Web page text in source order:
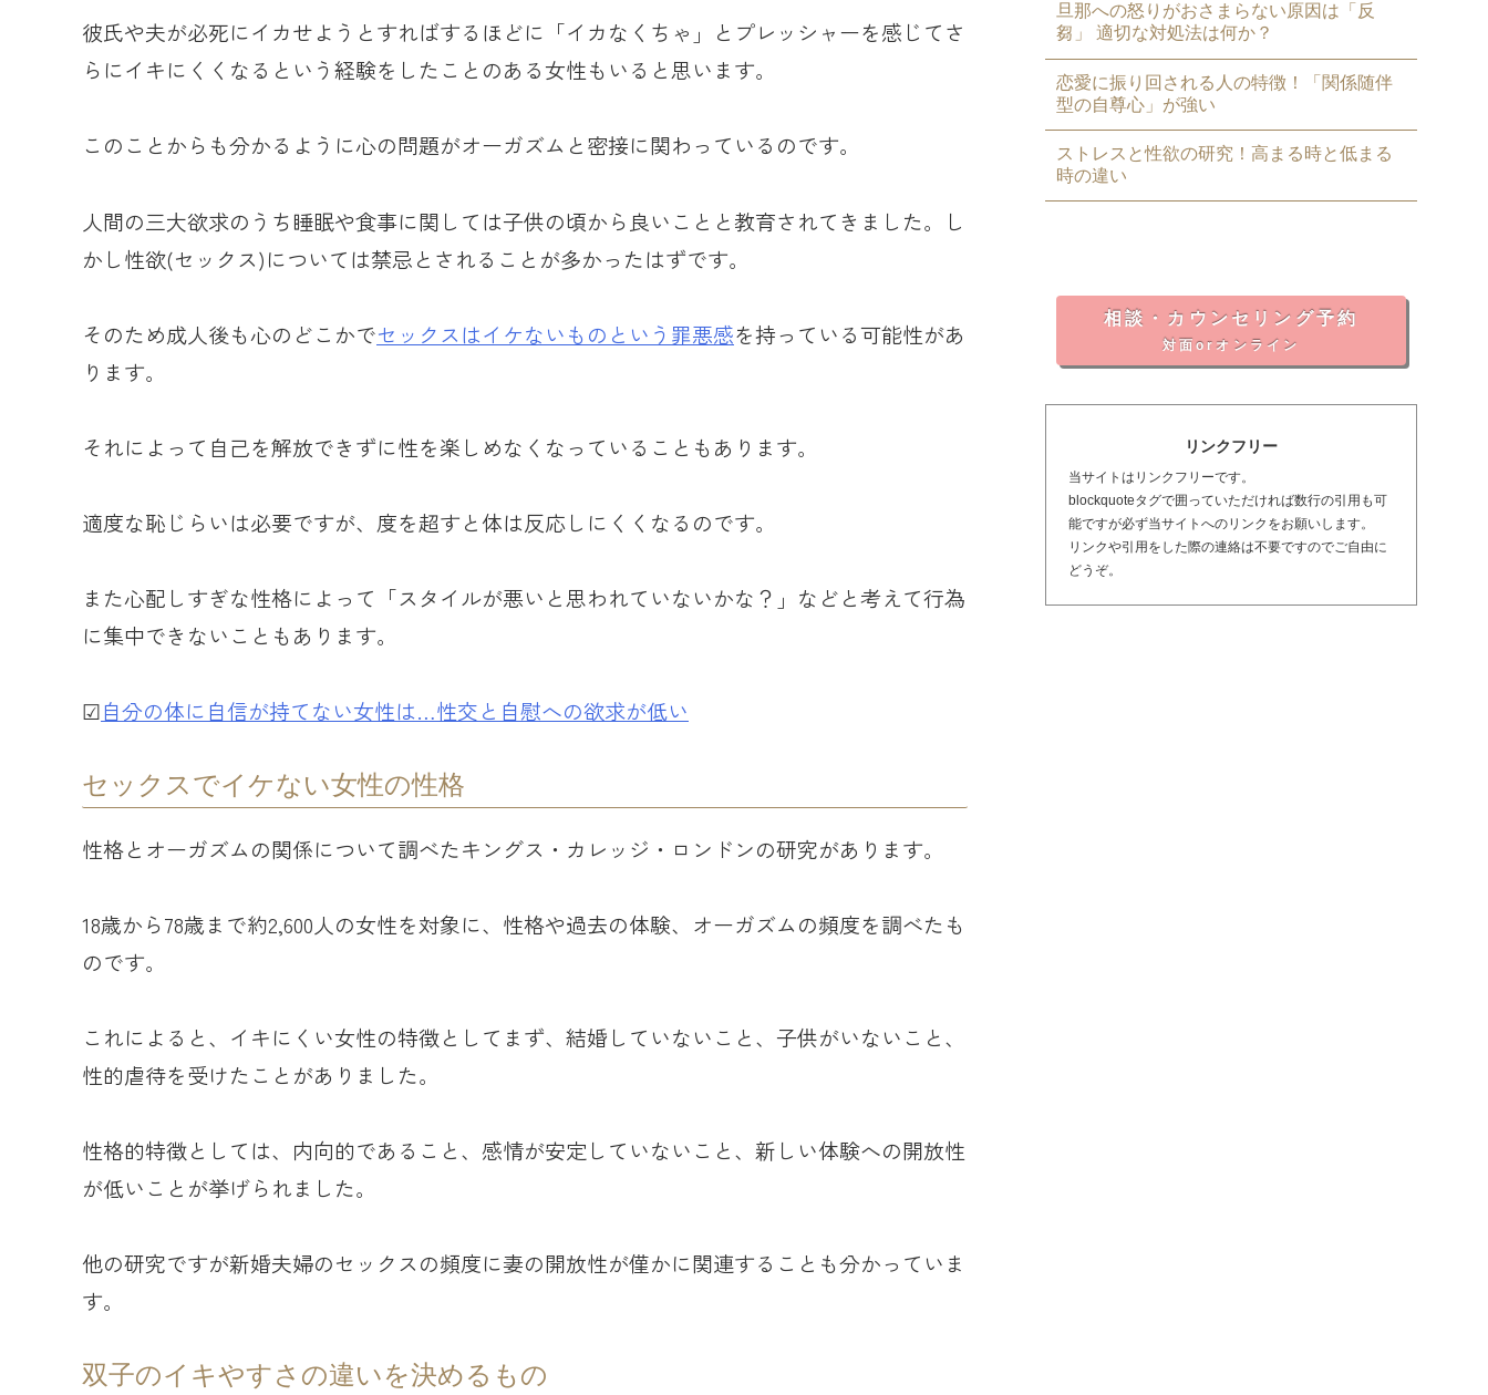
彼氏や夫が必死にイカせようとすればするほどに「イカなくちゃ」とプレッシャーを感じてさ
らにイキにくくなるという経験をしたことのある女性もいると思います。
このことからも分かるように心の問題がオーガズムと密接に関わっているのです。
人間の三大欲求のうち睡眠や食事に関しては子供の頃から良いことと教育されてきました。し
かし性欲(セックス)については禁忌とされることが多かったはずです。
そのため成人後も心のどこかでセックスはイケないものという罪悪感を持っている可能性があ
ります。
それによって自己を解放できずに性を楽しめなくなっていることもあります。
適度な恥じらいは必要ですが、度を超すと体は反応しにくくなるのです。
また心配しすぎな性格によって「スタイルが悪いと思われていないかな？」などと考えて行為
に集中できないこともあります。
☑︎自分の体に自信が持てない女性は…性交と自慰への欲求が低い
セックスでイケない女性の性格
性格とオーガズムの関係について調べたキングス・カレッジ・ロンドンの研究があります。
18歳から78歳まで約2,600人の女性を対象に、性格や過去の体験、オーガズムの頻度を調べたも
のです。
これによると、イキにくい女性の特徴としてまず、結婚していないこと、子供がいないこと、
性的虐待を受けたことがありました。
性格的特徴としては、内向的であること、感情が安定していないこと、新しい体験への開放性
が低いことが挙げられました。
他の研究ですが新婚夫婦のセックスの頻度に妻の開放性が僅かに関連することも分かっていま
す。
双子のイキやすさの違いを決めるもの
旦那への怒りがおさまらない原因は「反
芻」 適切な対処法は何か？
恋愛に振り回される人の特徴！「関係随伴
型の自尊心」が強い
ストレスと性欲の研究！高まる時と低まる
時の違い
相談・カウンセリング予約
対面orオンライン
リンクフリー
当サイトはリンクフリーです。
blockquoteタグで囲っていただければ数行の引用も可
能ですが必ず当サイトへのリンクをお願いします。
リンクや引用をした際の連絡は不要ですのでご自由に
どうぞ。